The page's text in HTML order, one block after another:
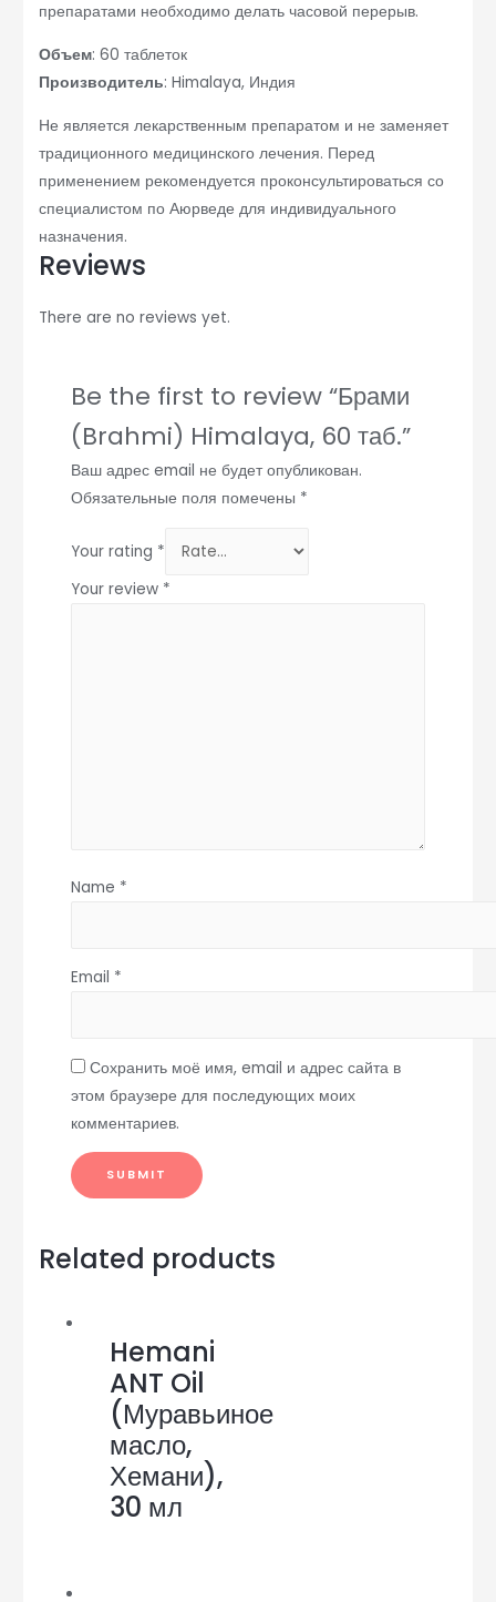
препаратами необходимо делать часовой перерыв.
Объем: 60 таблеток
Производитель: Himalaya, Индия
Не является лекарственным препаратом и не заменяет
традиционного медицинского лечения. Перед
применением рекомендуется проконсультироваться со
специалистом по Аюрведе для индивидуального
назначения.
Reviews
There are no reviews yet.
Be the first to review “Брами
(Brahmi) Himalaya, 60 таб.”
Ваш адрес email не будет опубликован.
Обязательные поля помечены *
Your rating *
Your review *
Name *
Email *
Сохранить моё имя, email и адрес сайта в
этом браузере для последующих моих
комментариев.
Related products
Hemani
ANT Oil
(Муравьиное
масло,
Хемани),
30 мл